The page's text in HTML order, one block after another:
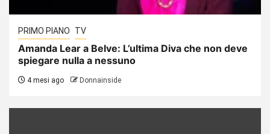
PRIMO PIANO TV
Amanda Lear a Belve: L’ultima Diva che non deve
spiegare nulla a nessuno
4 mesi ago Donnainside